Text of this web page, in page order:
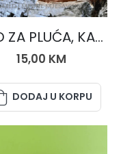
MED I MEDNE MJEŠAVINE
MED ZA PLUĆA, KAŠALJ I GRLOBOLJU 250 gr.
15,00 KM
DODAJ U KORPU